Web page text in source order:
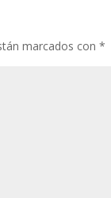
marcados con*